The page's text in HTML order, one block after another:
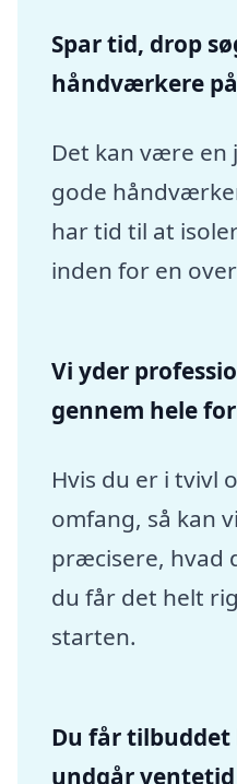
Spar tid, drop
håndværkere
Det kan være en
gode
har tid til at
inden for en
Vi yder
gennem hele
Hvis du er i tvivl
omfang, så kan
præcisere, hvad
du får det helt
starten.
Du får
undgår ventetid